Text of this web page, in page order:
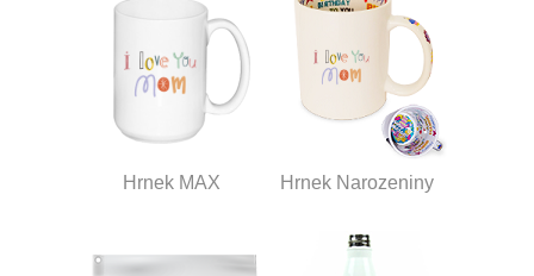
Hrnek MAX Hrnek Narozeniny